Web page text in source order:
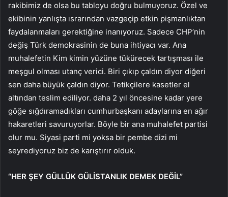
rakibimiz de olsa bu tabloyu doğru bulmuyoruz. Özel ve
ekibinin yanlışta ısrarından vazgeçip etkin pişmanlıktan
faydalanmaları gerektiğine inanıyoruz. Sadece CHP’nin
değiş Türk demokrasinin de buna ihtiyacı var. Ana
muhalefetin Kim kimin yüzüne tükürecek tartışması ile
meşgul olması utanç verici. Biri çıkıp çaldın diyor diğeri
sen daha büyük çaldın diyor. Tetikçilere kasetler el
altından teslim ediliyor. daha 2 yıl öncesine kadar yere
göğe sığdıramadıkları cumhurbaşkanı adaylarına en ağır
hakaretleri savuruyorlar. Böyle bir ana muhalefet partisi
olur mu. Siyasi parti mi yoksa bir pembe dizi mi
seyrediyoruz biz de karıştırır olduk.
“HER ŞEY GÜLLÜK GÜLİSTANLIK DEMEK DEĞİL”